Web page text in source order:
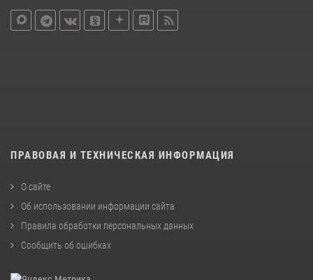
ПРАВОВАЯ И ТЕХНИЧЕСКАЯ ИНФОРМАЦИЯ
О сайте
Об использовании информации сайта
Правила обработки персональных данных
Сообщить об ошибках